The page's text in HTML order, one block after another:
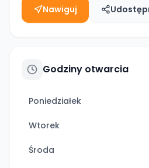
Nawiguj
Godziny otwarcia
Poniedziałek
Wtorek
Środa